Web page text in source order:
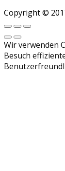
Copyright ©
Wir verwenden
Besuch